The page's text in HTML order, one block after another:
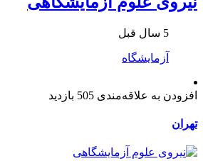
5 سال قبل
آزمایشگاه
افزودن به علاقه‌مندی 505 بازدید
تهران